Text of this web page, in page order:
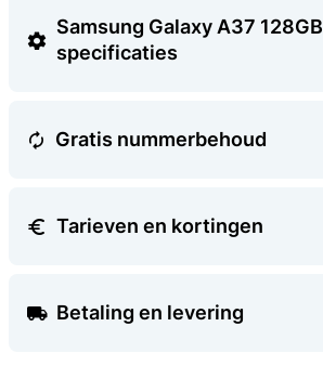
Samsung Galaxy A37 128GB
specificaties
Gratis nummerbehoud
Tarieven en kortingen
Betaling en levering